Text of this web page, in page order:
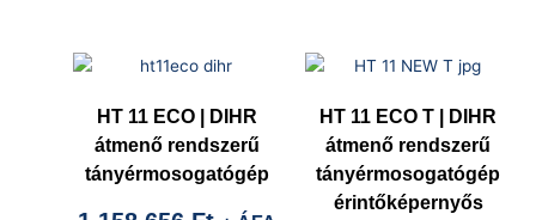
HT 11 ECO | DIHR
átmenő rendszerű
tányérmosogatógép
HT 11 ECO T | DIHR
átmenő rendszerű
tányérmosogatógép
érintőképernyős